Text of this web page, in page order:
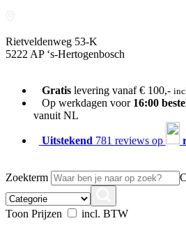
Rietveldenweg 53-K
5222 AP ‘s-Hertogenbosch
Gratislevering vanaf € 100,-
Op werkdagen voor 16:00
vanuit NL
Uitstekend 781 reviews op
Zoekterm
Toon Prijzen
incl. BTW